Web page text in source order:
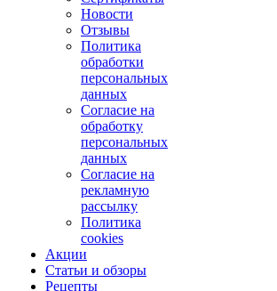
Новости
Отзывы
Политика
обработки
персональных
данных
Согласие на
обработку
персональных
данных
Согласие на
рекламную
рассылку
Политика
cookies
Акции
Статьи и обзоры
Рецепты